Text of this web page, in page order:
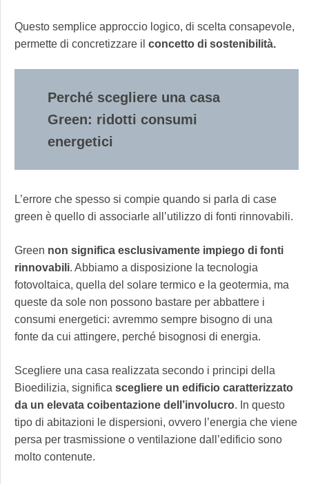
Questo semplice approccio logico, di scelta consapevole,
permette di concretizzare il concetto di sostenibilità.
Perché scegliere una casa
Green: ridotti consumi
energetici
L’errore che spesso si compie quando si parla di case
green è quello di associarle all’utilizzo di fonti rinnovabili.
Green non significa esclusivamente impiego di fonti
rinnovabili. Abbiamo a disposizione la tecnologia
fotovoltaica, quella del solare termico e la geotermia, ma
queste da sole non possono bastare per abbattere i
consumi energetici: avremmo sempre bisogno di una
fonte da cui attingere, perché bisognosi di energia.
Scegliere una casa realizzata secondo i principi della
Bioedilizia, significa scegliere un edificio caratterizzato
da un elevata coibentazione dell’involucro. In questo
tipo di abitazioni le dispersioni, ovvero l’energia che viene
persa per trasmissione o ventilazione dall’edificio sono
molto contenute.